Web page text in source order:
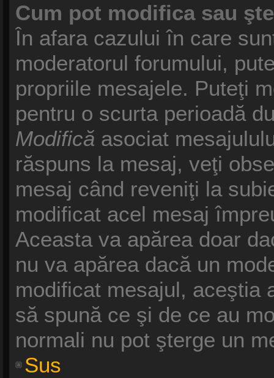
Cum pot modifica sau
În afara cazului în care
moderatorul forumului,
propriile mesajele. Puteţi
pentru o scurta perioadă
Modifică asociat
răspuns la mesaj, veţi
mesaj când reveniţi la
modificat acel mesaj
Aceasta va apărea doar
nu va apărea dacă un
modificat mesajul, aceştia
să spună ce şi de ce au
normali nu pot şterge un
Sus